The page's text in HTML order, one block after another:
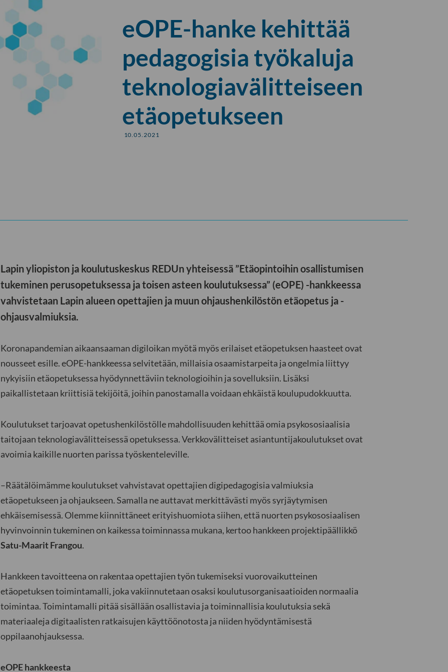
eOPE-hanke kehittää
pedagogisia työkaluja
teknologiavälitteiseen
etäopetukseen
10.05.2021
Lapin yliopiston ja koulutuskeskus REDUn yhteisessä ”Etäopintoihin osallistumisen
tukeminen perusopetuksessa ja toisen asteen koulutuksessa” (eOPE) -hankkeessa
vahvistetaan Lapin alueen opettajien ja muun ohjaushenkilöstön etäopetus ja -
ohjausvalmiuksia.
Koronapandemian aikaansaaman digiloikan myötä myös erilaiset etäopetuksen haasteet ovat
nousseet esille. eOPE-hankkeessa selvitetään, millaisia osaamistarpeita ja ongelmia liittyy
nykyisiin etäopetuksessa hyödynnettäviin teknologioihin ja sovelluksiin. Lisäksi
paikallistetaan kriittisiä tekijöitä, joihin panostamalla voidaan ehkäistä koulupudokkuutta.
Koulutukset tarjoavat opetushenkilöstölle mahdollisuuden kehittää omia psykososiaalisia
taitojaan teknologiavälitteisessä opetuksessa. Verkkovälitteiset asiantuntijakoulutukset ovat
avoimia kaikille nuorten parissa työskenteleville.
–Räätälöimämme koulutukset vahvistavat opettajien digipedagogisia valmiuksia
etäopetukseen ja ohjaukseen. Samalla ne auttavat merkittävästi myös syrjäytymisen
ehkäisemisessä. Olemme kiinnittäneet erityishuomiota siihen, että nuorten psykososiaalisen
hyvinvoinnin tukeminen on kaikessa toiminnassa mukana, kertoo hankkeen projektipäällikkö
Satu-Maarit Frangou.
Hankkeen tavoitteena on rakentaa opettajien työn tukemiseksi vuorovaikutteinen
etäopetuksen toimintamalli, joka vakiinnutetaan osaksi koulutusorganisaatioiden normaalia
toimintaa. Toimintamalli pitää sisällään osallistavia ja toiminnallisia koulutuksia sekä
materiaaleja digitaalisten ratkaisujen käyttöönotosta ja niiden hyödyntämisestä
oppilaanohjauksessa.
eOPE hankkeesta